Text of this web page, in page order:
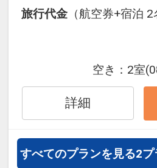
にも最適！
旅行期間中の1泊
泊・飛び泊なども
JALマイレージ会
トマイルが50%貯
旅行代金 （航空券+宿泊
空き： 2室
詳細
すべてのプランを見る2プ